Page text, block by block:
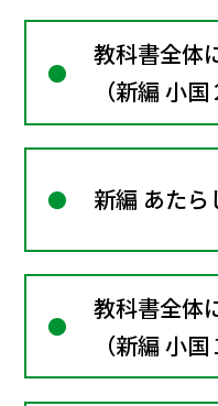
教科書全体
（新編 小国
新編 あた
教科書全体
（新編 小国